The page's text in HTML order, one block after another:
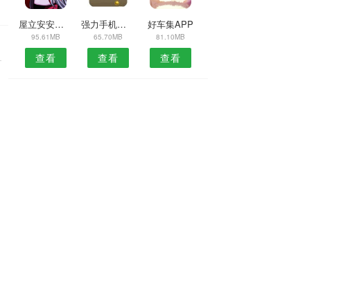
屋立安安卓版
95.61MB
查看
强力手机清理软件
65.70MB
查看
好车集APP
81.10MB
查看